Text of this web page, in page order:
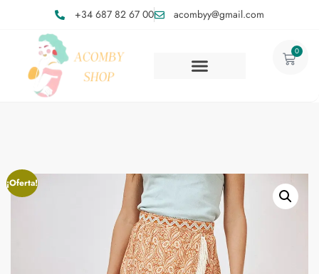
+34 687 82 67 00 acombyy@gmail.com
0
¡Oferta!